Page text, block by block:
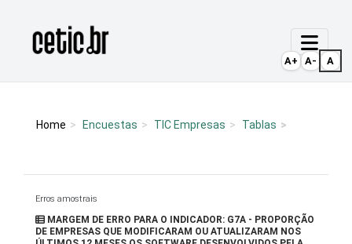
Página inicial
Home Encuestas TIC Empresas Tablas
Erros amostrais
MARGEM DE ERRO PARA O INDICADOR: G7A - PROPORÇÃO
DE EMPRESAS QUE MODIFICARAM OU ATUALIZARAM NOS
A+ A- A